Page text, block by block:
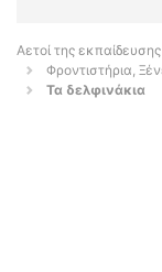
Αετοί της εκπαίδευσης
Φροντιστήρια,
Τα δελφινάκια